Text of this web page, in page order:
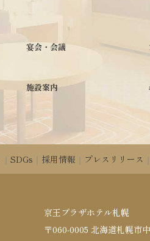
宴会・会議
施設案内
SDGs 採用情報 プレスリリース
京王プラザホテル札幌
〒060-0005 北海道札幌市